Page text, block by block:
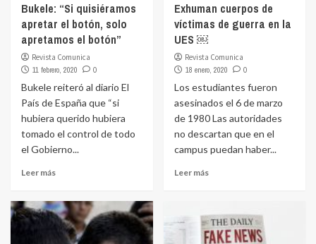
Bukele: “Si quisiéramos
apretar el botón, solo
apretamos el botón”
Revista Comunica
11 febrero, 2020
0
Bukele reiteró al diario El
País de España que “si
hubiera querido hubiera
tomado el control de todo
el Gobierno...
Leer más
Exhuman cuerpos de
víctimas de guerra en la
UES ￼
Revista Comunica
18 enero, 2020
0
Los estudiantes fueron
asesinados el 6 de marzo
de 1980 Las autoridades
no descartan que en el
campus puedan haber...
Leer más